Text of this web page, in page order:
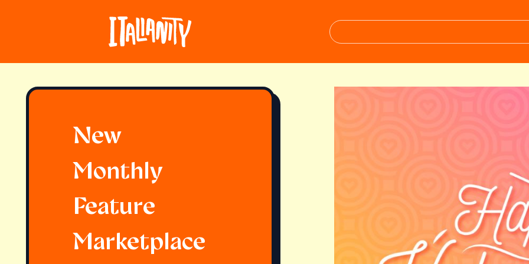
New
Monthly
Feature
Marketplace